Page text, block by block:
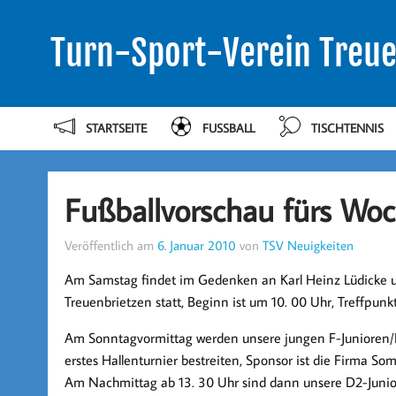
Turn-Sport-Verein
STARTSEITE FUSSBALL TISCHTENNIS
Fußballvorschau fürs
Veröffentlich am 6. Januar 2010 von TSV Neuigkeiten
Am Samstag findet im Gedenken an Karl Heinz Lüdicke
Treuenbrietzen statt, Beginn ist um 10. 00 Uhr,
Am Sonntagvormittag werden unsere jungen F-
erstes Hallenturnier bestreiten, Sponsor ist die Firma
Am Nachmittag ab 13. 30 Uhr sind dann unsere D2-